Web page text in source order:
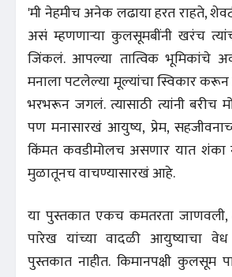
'मी नेहमीच अनेक लढाया हरत राहते,
असं म्हणणार्‍या कुलसूमबींनी खरंच
जिंकलं. आपल्या तात्विक भूमिकांचे
मनाला पटलेल्या मूल्यांचा स्विकार करून
भरभरून जगलं. त्यासाठी त्यांनी बरीच
पण मनासारखं आयुष्य, प्रेम,
किंमत कवडीमोलच असणार यात शंका
मुळातूनच वाचण्यासारखं आहे.
या पुस्तकात एकच कमतरता
पारेख यांच्या वादळी आयुष्याचा वेध
पुस्तकात नाहीत. किमानपक्षी कुलसूम